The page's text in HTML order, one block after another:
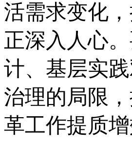
活需求变化
正深入人心
计、基层实
治理的局限
革工作提质增